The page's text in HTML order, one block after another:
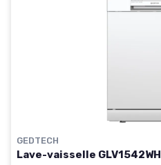
GEDTECH
Lave-vaisselle GLV1542WH